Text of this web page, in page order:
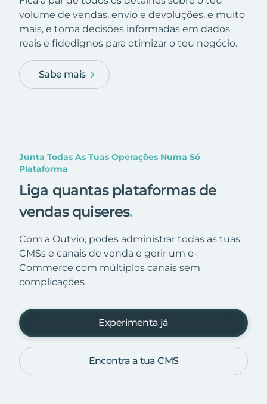
volume de vendas, envio e devoluções, e muito
mais, e toma decisões informadas em dados
reais e fidedignos para otimizar o teu negócio.
Sabe mais
Junta Todas As Tuas Operações Numa Só
Plataforma
Liga quantas plataformas de
vendas quiseres.
Com a Outvio, podes administrar todas as tuas
CMSs e canais de venda e gerir um e-
Commerce com múltiplos canais sem
complicações
Experimenta já
Encontra a tua CMS